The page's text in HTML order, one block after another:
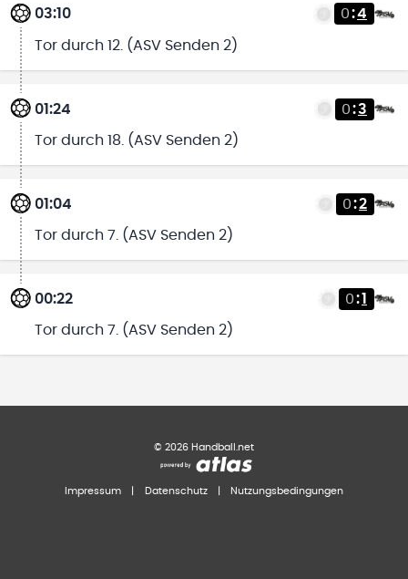
03:10 0:4
Tor durch 12. (ASV Senden 2)
01:24 0:3
Tor durch 18. (ASV Senden 2)
01:04 0:2
Tor durch 7. (ASV Senden 2)
00:22 0:1
Tor durch 7. (ASV Senden 2)
© 2026 Handball.net
Impressum Datenschutz Nutzungsbedingungen